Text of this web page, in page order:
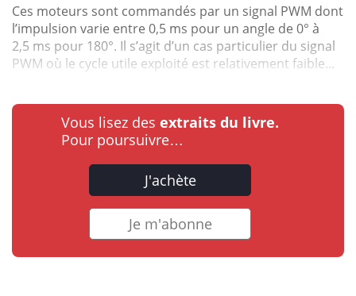
Ces moteurs sont commandés par un signal PWM dont
l’impulsion varie entre 0,5 ms pour un angle de 0° à
2,5 ms pour 180°. Il s’agit d’un cas particulier du signal
PWM où le cycle utile exploité est relativement faible...
Vous lisez des extraits du livre.
Pour poursuivre…
J'achète
Je m'abonne